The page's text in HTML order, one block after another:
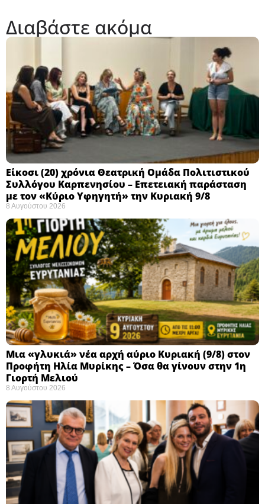
Διαβάστε ακόμα
Eίκοσι (20) χρόνια Θεατρική Ομάδα Πολιτιστικού
Συλλόγου Καρπενησίου – Επετειακή παράσταση
με τον «Κύριο Υφηγητή» την Κυριακή 9/8
8 Αυγούστου 2026
Μια «γλυκιά» νέα αρχή αύριο Κυριακή (9/8) στον
Προφήτη Ηλία Μυρίκης – Όσα θα γίνουν στην 1η
Γιορτή Μελιού
8 Αυγούστου 2026